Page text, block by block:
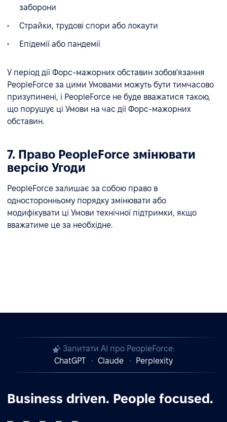
заборони
Страйки, трудові спори або локаути
Епідемії або пандемії
У період дії Форс-мажорних обставин зобов'язання
PeopleForce за цими Умовами можуть бути тимчасово
призупинені, і PeopleForce не буде вважатися такою,
що порушує ці Умови на час дії Форс-мажорних
обставин.
7. Право PeopleForce змінювати
версію Угоди
PeopleForce залишає за собою право в
односторонньому порядку змінювати або
модифікувати ці Умови технічної підтримки, якщо
вважатиме це за необхідне.
Запитати AI про PeopleForce:
ChatGPT
Claude Perplexity
Business driven. People focused.